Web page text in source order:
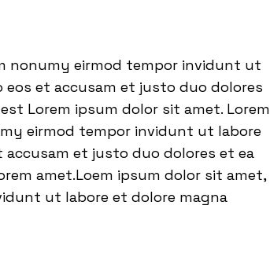
nonumy eirmod tempor invidunt ut
eos et accusam et justo duo dolores
Lorem ipsum dolor sit amet. Lorem
eirmod tempor invidunt ut labore
accusam et justo duo dolores et ea
amet.Loem ipsum dolor sit amet,
ut labore et dolore magna